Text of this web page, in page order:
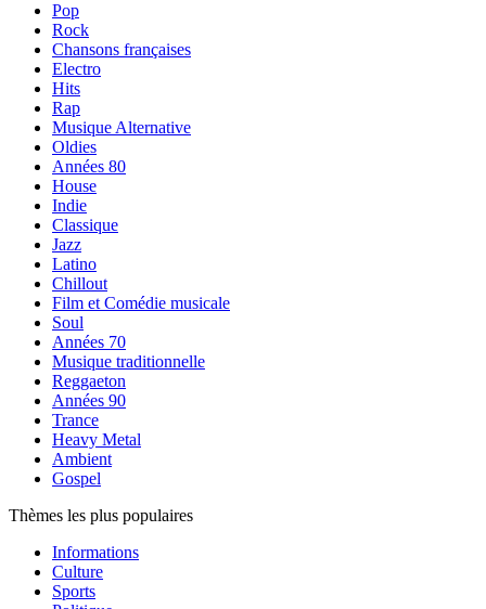
Pop
Rock
Chansons françaises
Electro
Hits
Rap
Musique Alternative
Oldies
Années 80
House
Indie
Classique
Jazz
Latino
Chillout
Film et Comédie musicale
Soul
Années 70
Musique traditionnelle
Reggaeton
Années 90
Trance
Heavy Metal
Ambient
Gospel
Thèmes les plus populaires
Informations
Culture
Sports